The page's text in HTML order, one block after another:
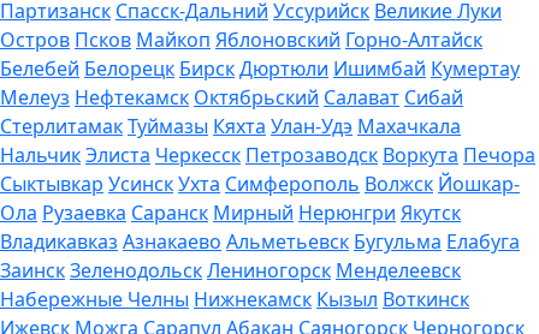
Партизанск Спасск-Дальний Уссурийск Великие Луки
Остров Псков Майкоп Яблоновский Горно-Алтайск
Белебей Белорецк БирскДюртюли Ишимбай Кумертау
Мелеуз Нефтекамск Октябрьский Салават Сибай
СтерлитамакТуймазы Кяхта Улан-Удэ Махачкала
НальчикЭлиста Черкесск Петрозаводск Воркута Печора
Сыктывкар УсинскУхта Симферополь Волжск Йошкар-
Ола Рузаевка Саранск Мирный Нерюнгри Якутск
Владикавказ Азнакаево Альметьевск Бугульма Елабуга
ЗаинскЗеленодольскЛениногорск Менделеевск
Набережные Челны Нижнекамск Кызыл Воткинск
Ижевск Можга Сарапул Абакан Саяногорск Черногорск